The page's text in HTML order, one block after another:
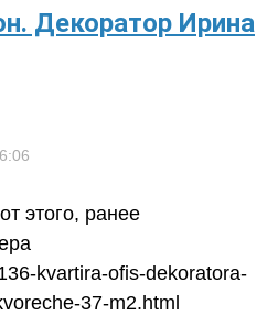
Декоратор Ирина
этого, ранее
kvartira-ofis-dekoratora-
37-m2.html